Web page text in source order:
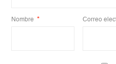
Nombre * Correo